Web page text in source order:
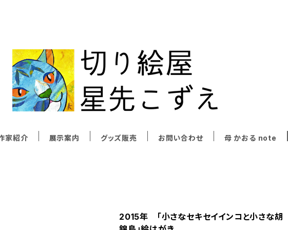
家紹介 展示案内 グッズ販売 お問い合わせ 母 かおる note
2015年 「小さなセキセイインコと小さな胡